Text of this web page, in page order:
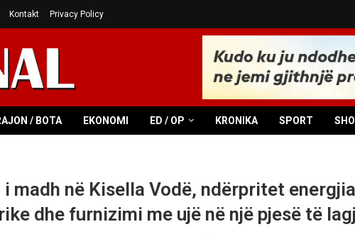
Kontakt Privacy Policy
/ BOTA EKONOMI ED / OP KRONIKA SPORT
madh në Kisella Vodë, ndërpritet energjia
dhe furnizimi me ujë në një pjesë të